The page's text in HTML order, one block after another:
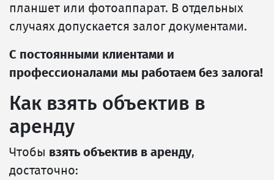
планшет или фотоаппарат. В отдельных
случаях допускается залог документами.
С постоянными клиентами и
профессионалами мы работаем без залога!
Как взять объектив в
аренду
Чтобы взять объектив в аренду,
достаточно: